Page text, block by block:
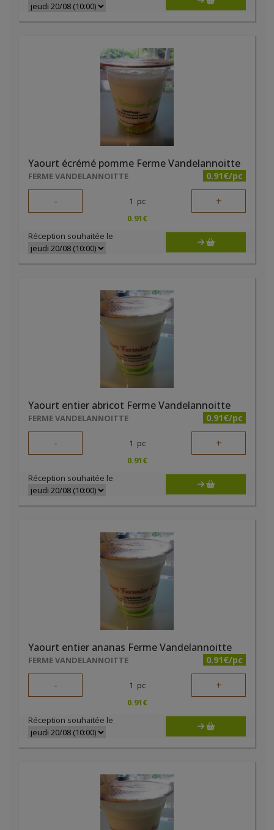
Yaourt écrémé pomme Ferme Vandelannoitte
FERME VANDELANNOITTE 0.91€/pc
- 1 pc +
0.91€
Réception souhaitée le
Yaourt entier abricot Ferme Vandelannoitte
FERME VANDELANNOITTE 0.91€/pc
- 1 pc +
0.91€
Réception souhaitée le
Yaourt entier ananas Ferme Vandelannoitte
FERME VANDELANNOITTE 0.91€/pc
- 1 pc +
0.91€
Réception souhaitée le